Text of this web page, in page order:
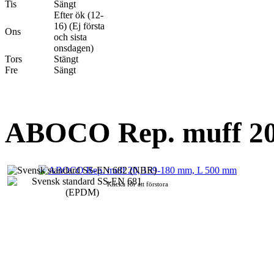
Tis Sängt
Ons
Efter ök (12-
16) (Ej första
och sista
onsdagen)
Tors
Stängt
Fre
Sängt
ABOCO Rep. muff
Klicka för att förstora